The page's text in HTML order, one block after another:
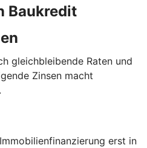
Baukredit
gleichbleibende Raten und
Zinsen macht
erst in